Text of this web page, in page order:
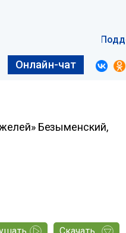
Онлайн-чат
Безыменский,